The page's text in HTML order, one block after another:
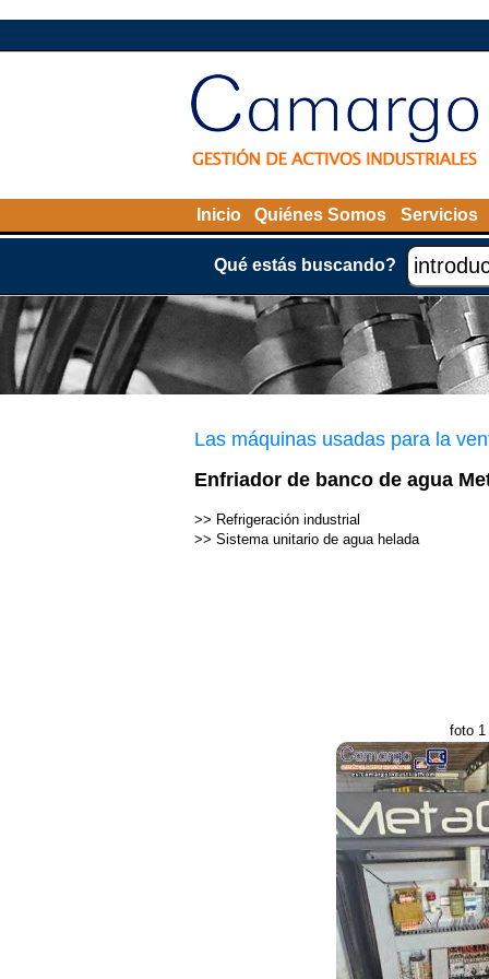
Inicio Quiénes Somos Servicios
Qué estás buscando?
Las máquinas usadas para la
Enfriador de banco de agua
>> Refrigeración industrial
>> Sistema unitario de agua helada
foto 1